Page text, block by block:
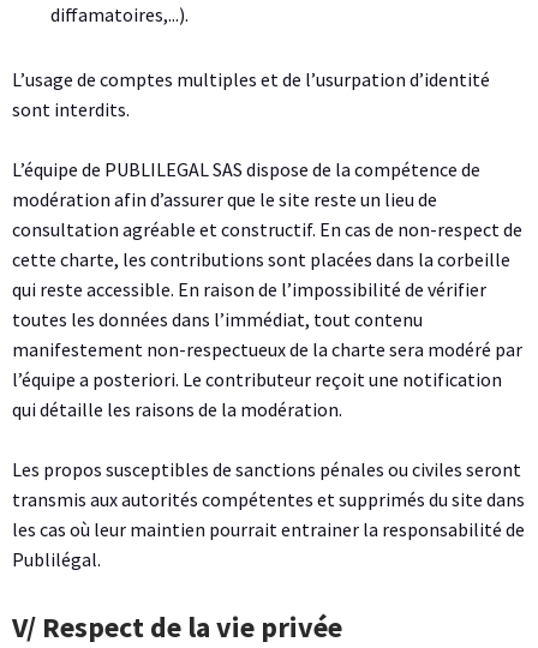
diffamatoires,...).
L’usage de comptes multiples et de l’usurpation d’identité
sont interdits.
L’équipe de PUBLILEGAL SAS dispose de la compétence de
modération afin d’assurer que le site reste un lieu de
consultation agréable et constructif. En cas de non-respect de
cette charte, les contributions sont placées dans la corbeille
qui reste accessible. En raison de l’impossibilité de vérifier
toutes les données dans l’immédiat, tout contenu
manifestement non-respectueux de la charte sera modéré par
l’équipe a posteriori. Le contributeur reçoit une notification
qui détaille les raisons de la modération.
Les propos susceptibles de sanctions pénales ou civiles seront
transmis aux autorités compétentes et supprimés du site dans
les cas où leur maintien pourrait entrainer la responsabilité de
Publilégal.
V/ Respect de la vie privée